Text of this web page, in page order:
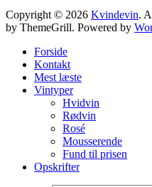
Copyright © 2026 Kvindevin.
by ThemeGrill. Powered by
Forside
Kontakt
Mest læste
Vintyper
Hvidvin
Rødvin
Rosé
Mousserende
Fund til prisen
Opskrifter